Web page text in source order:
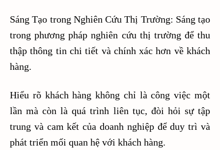
Sáng Tạo trong Nghiên Cứu Thị Trường: Sáng tạo
trong phương pháp nghiên cứu thị trường để thu
thập thông tin chi tiết và chính xác hơn về khách
hàng.
Hiểu rõ khách hàng không chỉ là công việc một
lần mà còn là quá trình liên tục, đòi hỏi sự tập
trung và cam kết của doanh nghiệp để duy trì và
phát triển mối quan hệ với khách hàng.